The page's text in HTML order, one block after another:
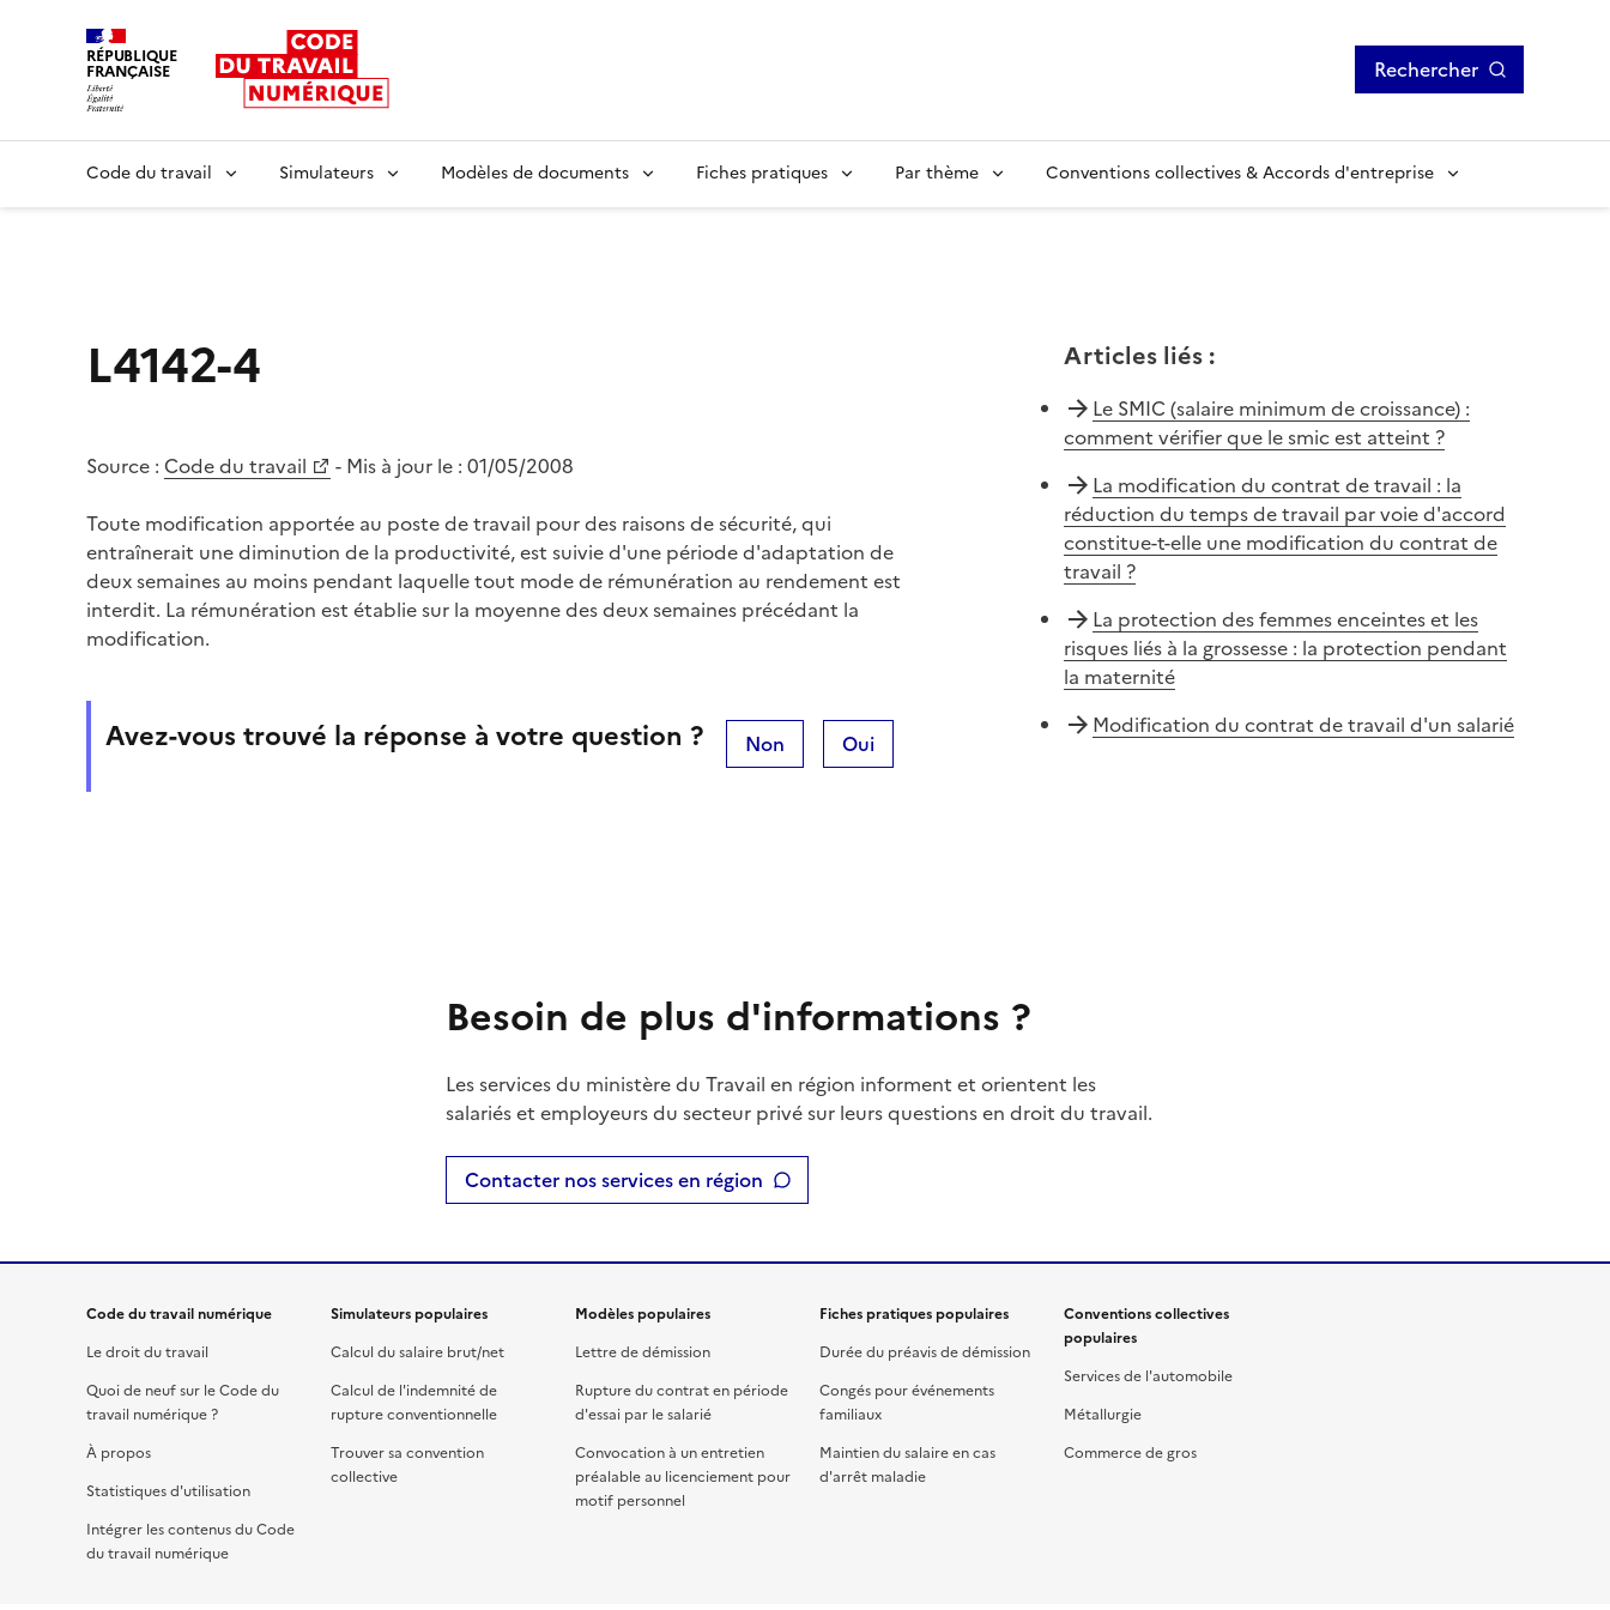
RÉPUBLIQUE
FRANÇAISE Rechercher
Code du travail Simulateurs Modèles de documents Fiches pratiques Par thème Conventions collectives & Accords d'entreprise
L4142-4
Source : Code du travail - Mis à jour le : 01/05/2008
Toute modification apportée au poste de travail pour des raisons de sécurité, qui
entraînerait une diminution de la productivité, est suivie d'une période d'adaptation de
deux semaines au moins pendant laquelle tout mode de rémunération au rendement est
interdit. La rémunération est établie sur la moyenne des deux semaines précédant la
modification.
Avez-vous trouvé la réponse à votre question ? Non Oui
Articles liés:
Le SMIC (salaire minimum de croissance) :
comment vérifier que le smic est atteint ?
La modification du contrat de travail : la
réduction du temps de travail par voie d'accord
constitue-t-elle une modification du contrat de
travail ?
La protection des femmes enceintes et les
risques liés à la grossesse : la protection pendant
la maternité
Modification du contrat de travail d'un salarié
Besoin de plus d'informations ?
Les services du ministère du Travail en région informent et orientent les
salariés et employeurs du secteur privé sur leurs questions en droit du travail.
Contacter nos services en région
Code du travail numérique
Le droit du travail
Quoi de neuf sur le Code du
travail numérique ?
À propos
Statistiques d'utilisation
Intégrer les contenus du Code
du travail numérique
Simulateurs populaires
Calcul du salaire brut/net
Calcul de l'indemnité de
rupture conventionnelle
Trouver sa convention
collective
Modèles populaires
Lettre de démission
Rupture du contrat en période
d'essai par le salarié
Convocation à un entretien
préalable au licenciement pour
motif personnel
Fiches pratiques populaires
Durée du préavis de démission
Congés pour événements
familiaux
Maintien du salaire en cas
d'arrêt maladie
Conventions collectives
populaires
Services de l'automobile
Métallurgie
Commerce de gros